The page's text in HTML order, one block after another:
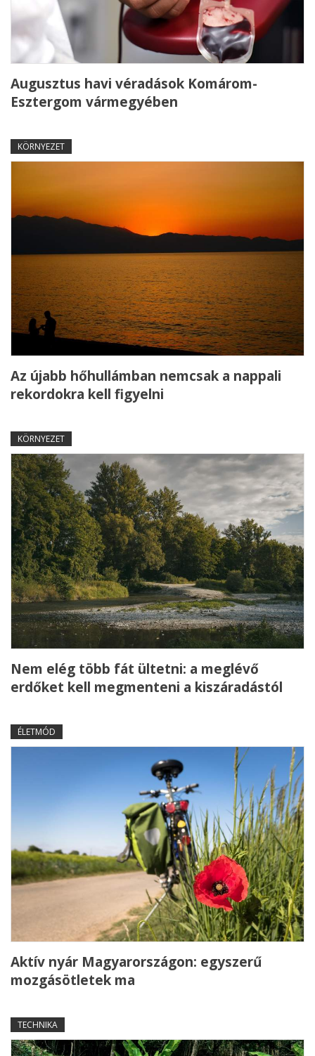
Augusztus havi véradások Komárom-
Esztergom vármegyében
KÖRNYEZET
Az újabb hőhullámban nemcsak a nappali
rekordokra kell figyelni
KÖRNYEZET
Nem elég több fát ültetni: a meglévő
erdőket kell megmenteni a kiszáradástól
ÉLETMÓD
Aktív nyár Magyarországon: egyszerű
mozgásötletek ma
TECHNIKA